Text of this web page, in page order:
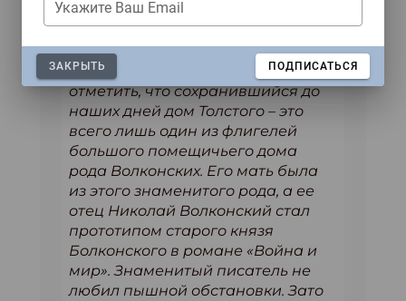
посмотрим, что окружало
писателя, когда он создавал свои
произведения! Многих поражает
скромность дома Толстого. Стоит
отметить, что сохранившийся до
наших дней дом Толстого – это
всего лишь один из флигелей
большого помещичьего дома
рода Волконских. Его мать была
из этого знаменитого рода, а ее
отец Николай Волконский стал
прототипом старого князя
Болконского в романе «Война и
мир». Знаменитый писатель не
любил пышной обстановки. Зато
Укажите Ваш Email
ЗАКРЫТЬ ПОДПИСАТЬСЯ